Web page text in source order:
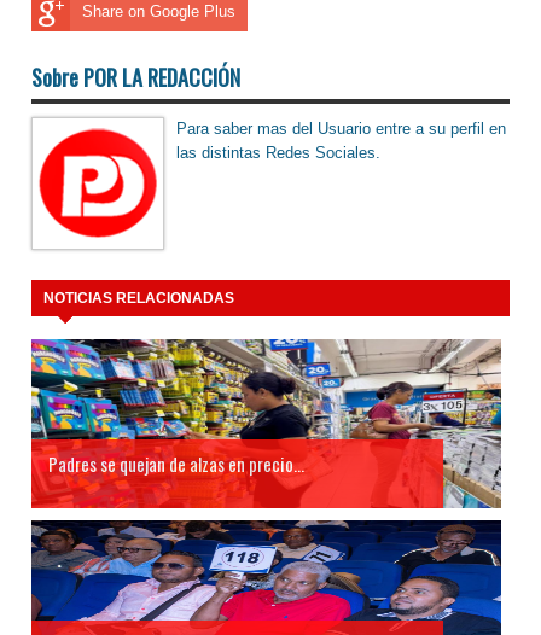
Share on Google Plus
Sobre POR LA REDACCIÓN
Para saber mas del Usuario entre a su perfil en
las distintas Redes Sociales.
NOTICIAS RELACIONADAS
Padres se quejan de alzas en precio...